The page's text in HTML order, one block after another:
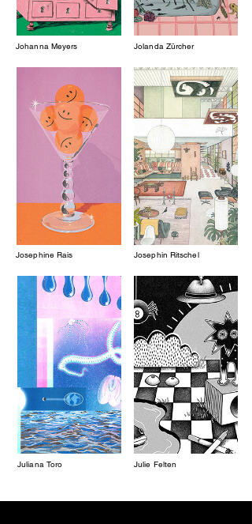
Johanna Meyers
Josephine Rais
Juliana Toro
Jolanda Zürcher
Josephin Ritschel
Julie Felten